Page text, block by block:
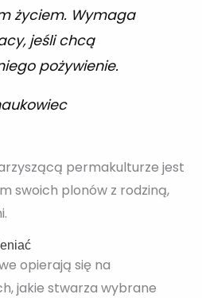
życiem. Wymaga
jeśli chcą
pożywienie.
permakulturze jest
swoich plonów z rodziną,
opierają się na
jakie stwarza wybrane